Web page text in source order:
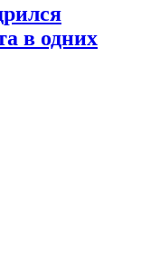
в одних